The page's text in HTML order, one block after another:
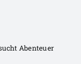
Abenteuer